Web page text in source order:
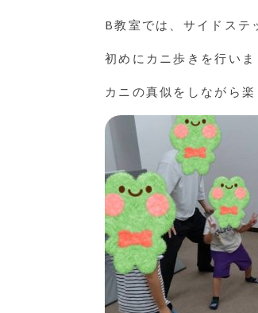
B教室では、サイドステ
初めにカニ歩きを行い
カニの真似をしながら